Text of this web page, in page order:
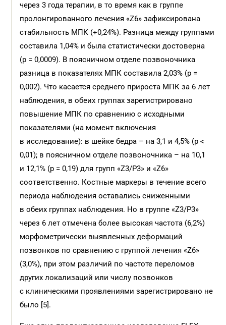
через 3 года терапии, в то время как в группе
пролонгированного лечения «Z6» зафиксирована
стабильность МПК (+0,24%). Разница между группами
составила 1,04% и была статистически достоверна
(р = 0,0009). В поясничном отделе позвоночника
разница в показателях МПК составила 2,03% (р =
0,002). Что касается среднего прироста МПК за 6 лет
наблюдения, в обеих группах зарегистрировано
повышение МПК по сравнению с исходными
показателями (на момент включения
в исследование): в шейке бедра – на 3,1 и 4,5% (р <
0,01); в поясничном отделе позвоночника – на 10,1
и 12,1% (р = 0,19) для групп «Z3/Р3» и «Z6»
соответственно. Костные маркеры в течение всего
периода наблюдения оставались сниженными
в обеих группах наблюдения. Но в группе «Z3/Р3»
через 6 лет отмечена более высокая частота (6,2%)
морфометрически выявленных деформаций
позвонков по сравнению с группой лечения «Z6»
(3,0%), при этом различий по частоте переломов
других локализаций или числу позвонков
с клиническими проявлениями зарегистрировано не
было [5].